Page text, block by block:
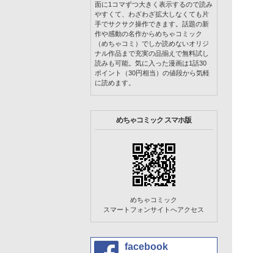
面に1コマずつ大きく表示するので読み
やすくて、わざわざ拡大しなくても片
手でサクサク操作できます。話題の新
作や感動の名作からめちゃコミック
（めちゃコミ）でしか読めないオリジ
ナル作品まで充実の品揃えで無料試し
読みも可能。気に入った漫画は1話30
ポイント（30円相当）の値段から気軽
に読めます。
めちゃコミック スマホ版
めちゃコミック
スマートフォンサイトへアクセス
facebook